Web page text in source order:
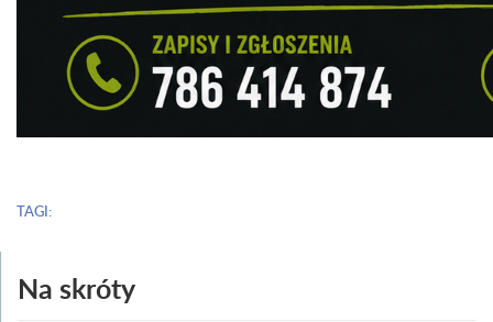
TAGI:
Na skróty